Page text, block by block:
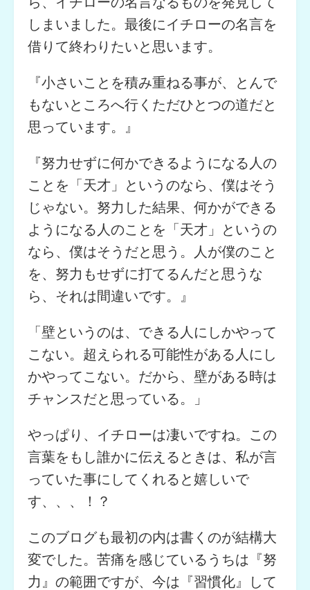
しまいました。最後にイチローの名言を
借りて終わりたいと思います。
『小さいことを積み重ねる事が、とんで
もないところへ行くただひとつの道だと
思っています。』
『努力せずに何かできるようになる人の
ことを「天才」というのなら、僕はそう
じゃない。努力した結果、何かができる
ようになる人のことを「天才」というの
なら、僕はそうだと思う。人が僕のこと
を、努力もせずに打てるんだと思うな
ら、それは間違いです。』
「壁というのは、できる人にしかやって
こない。超えられる可能性がある人にし
かやってこない。だから、壁がある時は
チャンスだと思っている。」
やっぱり、イチローは凄いですね。この
言葉をもし誰かに伝えるときは、私が言
っていた事にしてくれると嬉しいで
す、、、！？
このブログも最初の内は書くのが結構大
変でした。苦痛を感じているうちは『努
力』の範囲ですが、今は『習慣化』して